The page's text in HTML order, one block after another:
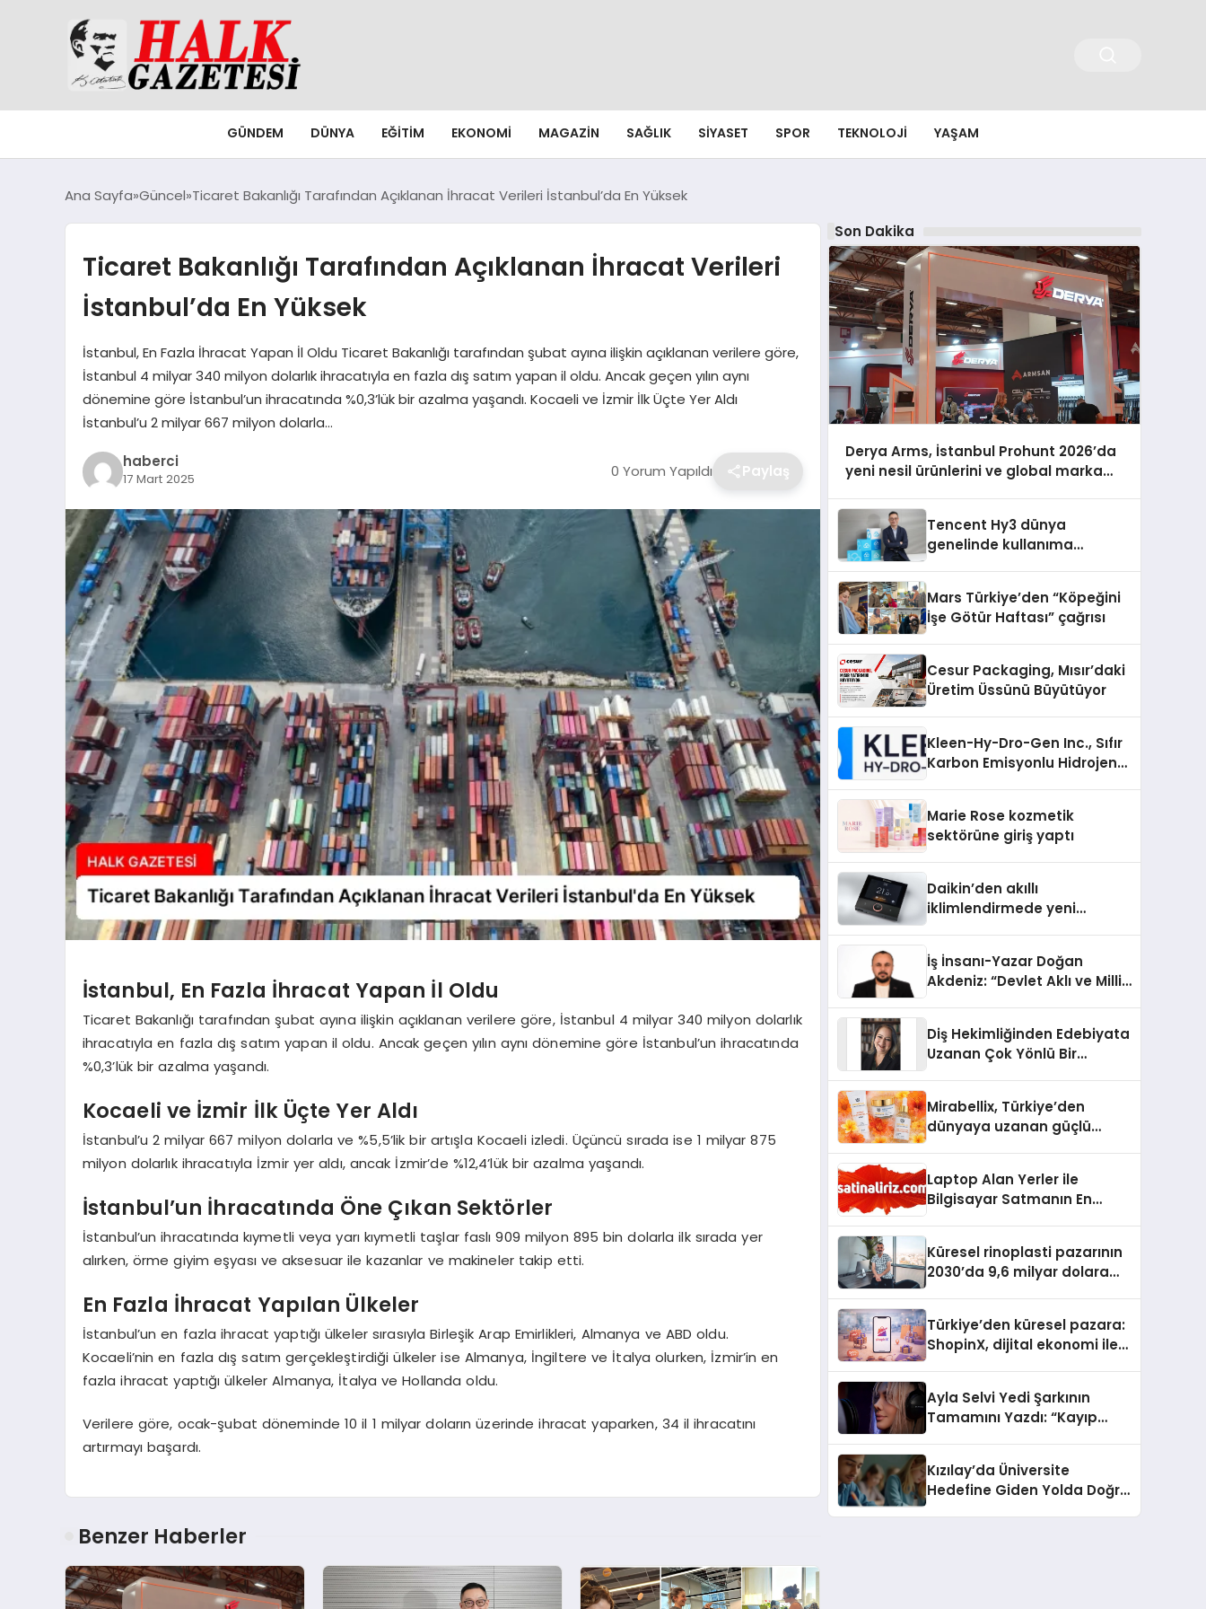
GÜNDEM DÜNYA EĞITIM EKONOMI MAGAZIN SAĞLIK SIYASET SPOR TEKNOLOJI YAŞAM
Ana Sayfa Güncel Ticaret Bakanlığı Tarafından Açıklanan İhracat Verileri İstanbul’da En Yüksek
Ticaret Bakanlığı Tarafından Açıklanan İhracat Verileri
İstanbul’da En Yüksek
İstanbul, En Fazla İhracat Yapan İl Oldu Ticaret Bakanlığı tarafından şubat ayına ilişkin açıklanan verilere göre,
İstanbul 4 milyar 340 milyon dolarlık ihracatıyla en fazla dış satım yapan il oldu. Ancak geçen yılın aynı
dönemine göre İstanbul’un ihracatında %0,3’lük bir azalma yaşandı. Kocaeli ve İzmir İlk Üçte Yer Aldı
İstanbul’u 2 milyar 667 milyon dolarla…
haberci
17 Mart 2025 0 Yorum Yapıldı Paylaş
İstanbul, En Fazla İhracat Yapan İl Oldu
Ticaret Bakanlığı tarafından şubat ayına ilişkin açıklanan verilere göre, İstanbul 4 milyar 340 milyon dolarlık
ihracatıyla en fazla dış satım yapan il oldu. Ancak geçen yılın aynı dönemine göre İstanbul’un ihracatında
%0,3’lük bir azalma yaşandı.
Kocaeli ve İzmir İlk Üçte Yer Aldı
İstanbul’u 2 milyar 667 milyon dolarla ve %5,5’lik bir artışla Kocaeli izledi. Üçüncü sırada ise 1 milyar 875
milyon dolarlık ihracatıyla İzmir yer aldı, ancak İzmir’de %12,4’lük bir azalma yaşandı.
İstanbul’un İhracatında Öne Çıkan Sektörler
İstanbul’un ihracatında kıymetli veya yarı kıymetli taşlar faslı 909 milyon 895 bin dolarla ilk sırada yer
alırken, örme giyim eşyası ve aksesuar ile kazanlar ve makineler takip etti.
En Fazla İhracat Yapılan Ülkeler
İstanbul’un en fazla ihracat yaptığı ülkeler sırasıyla Birleşik Arap Emirlikleri, Almanya ve ABD oldu.
Kocaeli’nin en fazla dış satım gerçekleştirdiği ülkeler ise Almanya, İngiltere ve İtalya olurken, İzmir’in en
fazla ihracat yaptığı ülkeler Almanya, İtalya ve Hollanda oldu.
Verilere göre, ocak-şubat döneminde 10 il 1 milyar doların üzerinde ihracat yaparken, 34 il ihracatını
artırmayı başardı.
Benzer Haberler
Son Dakika
Derya Arms, İstanbul Prohunt 2026’da
yeni nesil ürünlerini ve global marka
Tencent Hy3 dünya
genelinde kullanıma
Mars Türkiye’den “Köpeğini
İşe Götür Haftası” çağrısı
Cesur Packaging, Mısır’daki
Üretim Üssünü Büyütüyor
Kleen-Hy-Dro-Gen Inc., Sıfır
Karbon Emisyonlu Hidrojen
Aldı
Marie Rose kozmetik
sektörüne giriş yaptı
Daikin’den akıllı
iklimlendirmede yeni
İş İnsanı-Yazar Doğan
Akdeniz: “Devlet Aklı ve Milli
Diş Hekimliğinden Edebiyata
Uzanan Çok Yönlü Bir
Mirabellix, Türkiye’den
dünyaya uzanan güçlü
Laptop Alan Yerler ile
Bilgisayar Satmanın En
Küresel rinoplasti pazarının
2030’da 9,6 milyar dolara
Türkiye’den küresel pazara:
ShopinX, dijital ekonomi ile
Ayla Selvi Yedi Şarkının
Tamamını Yazdı: “Kayıp
Kızılay’da Üniversite
Hedefine Giden Yolda Doğru